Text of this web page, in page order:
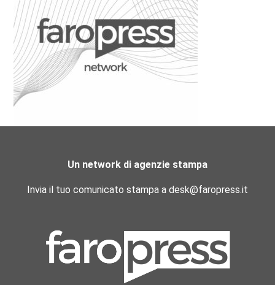
Un network di agenzie stampa
Invia il tuo comunicato stampa a desk@faropress.it